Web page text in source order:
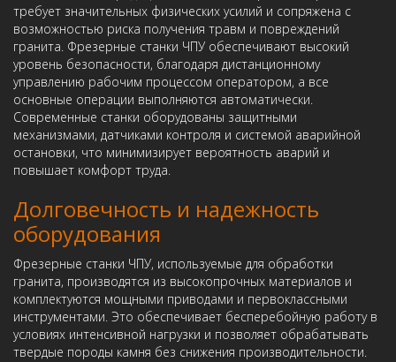
требует значительных физических усилий и сопряжена с
возможностью риска получения травм и повреждений
гранита. Фрезерные станки ЧПУ обеспечивают высокий
уровень безопасности, благодаря дистанционному
управлению рабочим процессом оператором, а все
основные операции выполняются автоматически.
Современные станки оборудованы защитными
механизмами, датчиками контроля и системой аварийной
остановки, что минимизирует вероятность аварий и
повышает комфорт труда.
Долговечность и надежность
оборудования
Фрезерные станки ЧПУ, используемые для обработки
гранита, производятся из высокопрочных материалов и
комплектуются мощными приводами и первоклассными
инструментами. Это обеспечивает бесперебойную работу в
условиях интенсивной нагрузки и позволяет обрабатывать
твердые породы камня без снижения производительности.